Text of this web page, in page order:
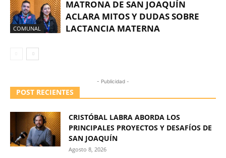
COMUNAL
MATRONA DE SAN JOAQUÍN
ACLARA MITOS Y DUDAS SOBRE
LACTANCIA MATERNA
- Publicidad -
POST RECIENTES
CRISTÓBAL LABRA ABORDA LOS
PRINCIPALES PROYECTOS Y DESAFÍOS DE
SAN JOAQUÍN
Agosto 8, 2026